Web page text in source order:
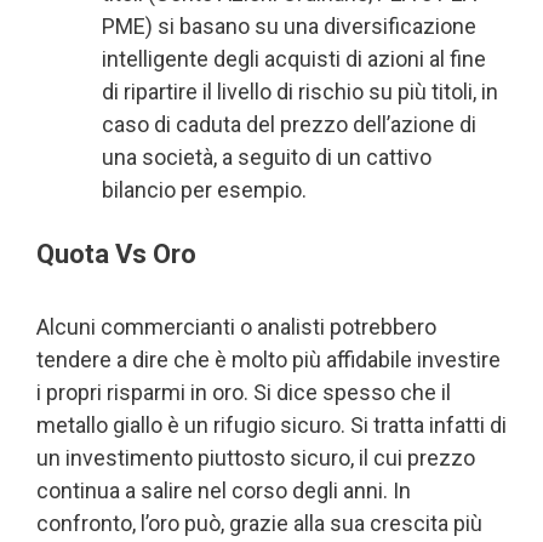
PME) si basano su una diversificazione
intelligente degli acquisti di azioni al fine
di ripartire il livello di rischio su più titoli, in
caso di caduta del prezzo dell’azione di
una società, a seguito di un cattivo
bilancio per esempio.
Quota Vs Oro
Alcuni commercianti o analisti potrebbero
tendere a dire che è molto più affidabile investire
i propri risparmi in oro. Si dice spesso che il
metallo giallo è un rifugio sicuro. Si tratta infatti di
un investimento piuttosto sicuro, il cui prezzo
continua a salire nel corso degli anni. In
confronto, l’oro può, grazie alla sua crescita più